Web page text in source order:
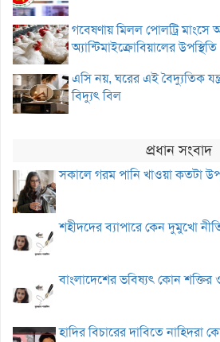
গবেষণায় মিলল পোলট্রি মাংসে
অ্যান্টিমাইক্রোবিয়ালের উপস্থিতি
এসি নয়, ঘরের এই বৈদ্যুতিক
বিদ্যুৎ বিল
প্রধান সংবাদ
সকালে গরম পানি খাওয়া কতটা
শহীদদের ব্যাপারে কেন দুমুখো
বাংলাদেশের ভবিষ্যৎ কোন শক্তির
হাদির বিচারের দাবিতে নাহিদরা